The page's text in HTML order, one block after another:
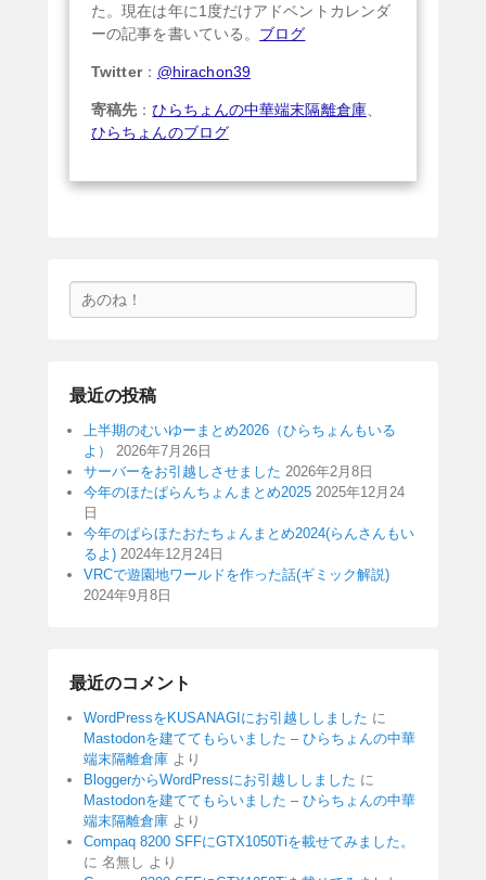
た。現在は年に1度だけアドベントカレンダ
ーの記事を書いている。 ブログ
Twitter： @hirachon39
寄稿先 ：ひらちょんの中華端末隔離倉庫、
ひらちょんのブログ
索
最近の投稿
上半期のむいゆーまとめ2026（ひらちょんもいる
よ）
2026年7月26日
サーバーをお引越しさせました 2026年2月8日
今年のほたぱらんちょんまとめ2025 2025年12月24
日
今年のぱらほたおたちょんまとめ2024(らんさんもい
るよ) 2024年12月24日
VRCで遊園地ワールドを作った話(ギミック解説)
2024年9月8日
最近のコメント
WordPressをKUSANAGIにお引越ししました に
Mastodonを建ててもらいました – ひらちょんの中華
端末隔離倉庫 より
BloggerからWordPressにお引越ししました に
Mastodonを建ててもらいました – ひらちょんの中華
端末隔離倉庫 より
Compaq 8200 SFFにGTX1050Tiを載せてみました。
に 名無し より